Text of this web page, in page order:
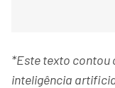
*Este texto contou
inteligência